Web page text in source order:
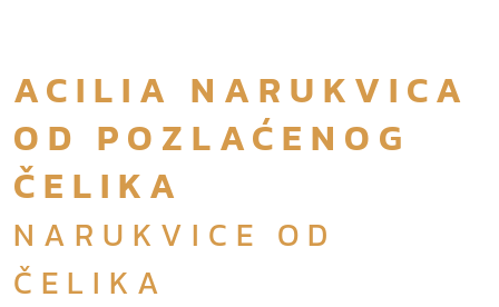
ACILIA NARUKVICA
OD POZLAĆENOG
ČELIKA
NARUKVICE OD
ČELIKA